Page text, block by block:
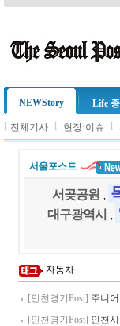
NEWStory Life
l 전체기사 l 현장·이슈 l
서울포스트
서곶공원
대구광역시
자동차
[인천경기Post] 주니
[인천경기Post] 인천